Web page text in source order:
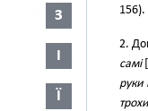
З
І
Ї
156).
2.
самі
руки